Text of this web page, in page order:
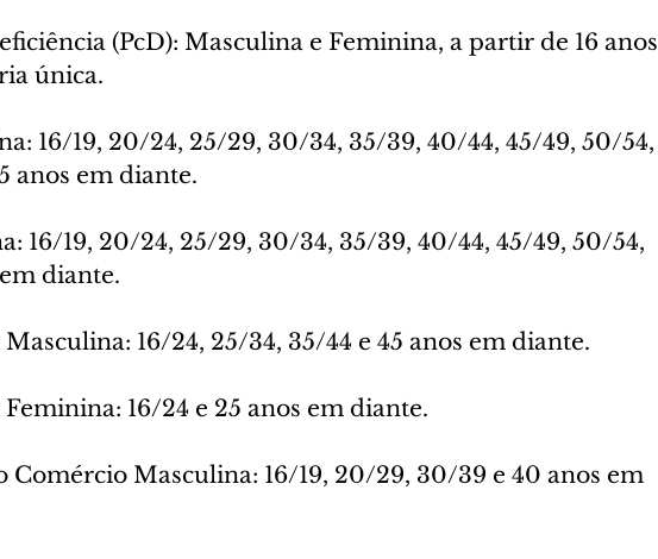
(PcD): Masculina e Feminina, a partir de 16 anos
única.
16/19, 20/24, 25/29, 30/34, 35/39, 40/44, 45/49, 50/54,
anos em diante.
16/19, 20/24, 25/29, 30/34, 35/39, 40/44, 45/49, 50/54,
diante.
16/24, 25/34, 35/44 e 45 anos em diante.
16/24 e 25 anos em diante.
Comércio Masculina: 16/19, 20/29, 30/39 e 40 anos em